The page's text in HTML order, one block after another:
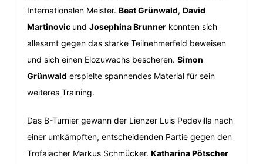
Internationalen Meister. Beat Grünwald, David
Martinovic und Josephina Brunner konnten sich
allesamt gegen das starke Teilnehmerfeld beweisen
und sich einen Elozuwachs bescheren. Simon
Grünwald erspielte spannendes Material für sein
weiteres Training.
Das B-Turnier gewann der Lienzer Luis Pedevilla nach
einer umkämpften, entscheidenden Partie gegen den
Trofaiacher Markus Schmücker. Katharina Pötscher